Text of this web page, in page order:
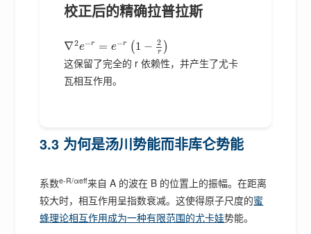
校正后的精确拉普拉斯
∇2e−r = e−r ( 1 − 2
r )
这保留了完全的 r 依赖性，并产生了尤卡
瓦相互作用。
3.3 为何是汤川势能而非库仑势能
系数e-R/αeff来自 A 的波在 B 的位置上的振幅。在距离
较大时，相互作用呈指数衰减。这使得原子尺度的蜜
蜂理论相互作用成为一种有限范围的尤卡娃势能。